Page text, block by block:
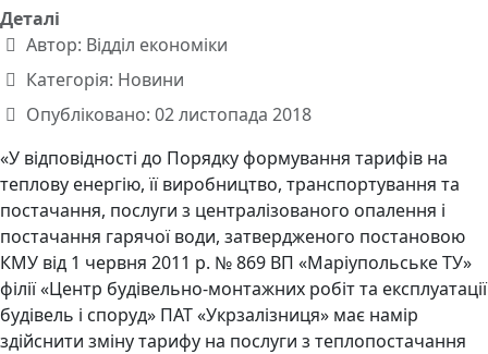
Деталі
Автор: Відділ економіки
Категорія: Новини
Опубліковано: 02 листопада 2018
«У відповідності до Порядку формування тарифів на
теплову енергію, її виробництво, транспортування та
постачання, послуги з централізованого опалення і
постачання гарячої води, затвердженого постановою
КМУ від 1 червня 2011 р. № 869 ВП «Маріупольське ТУ»
філії «Центр будівельно-монтажних робіт та експлуатації
будівель і споруд» ПАТ «Укрзалізниця» має намір
здійснити зміну тарифу на послуги з теплопостачання